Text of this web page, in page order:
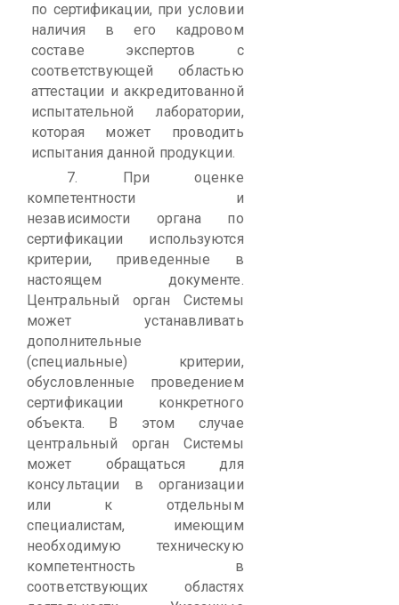
по сертификации, при условии
наличия в его кадровом
составе экспертов с
соответствующей областью
аттестации и аккредитованной
испытательной лаборатории,
которая может проводить
испытания данной продукции.
7. При оценке
компетентности и
независимости органа по
сертификации используются
критерии, приведенные в
настоящем документе.
Центральный орган Системы
может устанавливать
дополнительные
(специальные) критерии,
обусловленные проведением
сертификации конкретного
объекта. В этом случае
центральный орган Системы
может обращаться для
консультации в организации
или к отдельным
специалистам, имеющим
необходимую техническую
компетентность в
соответствующих областях